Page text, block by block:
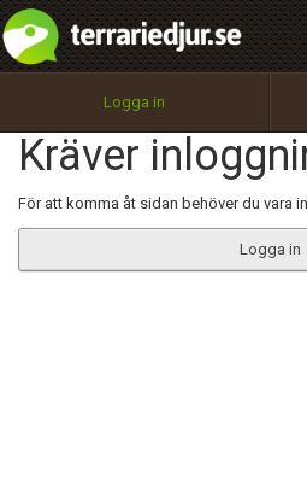
Logga in
Kräver
För att komma åt sidan behöver du vara
Logga in
OK
integritetspolicy
Namn:
Epost:
Begär nytt lösenord